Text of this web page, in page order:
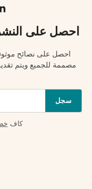
احصل على
احصل على نصائح
مصممة للجميع ويتم
سجل
كاف